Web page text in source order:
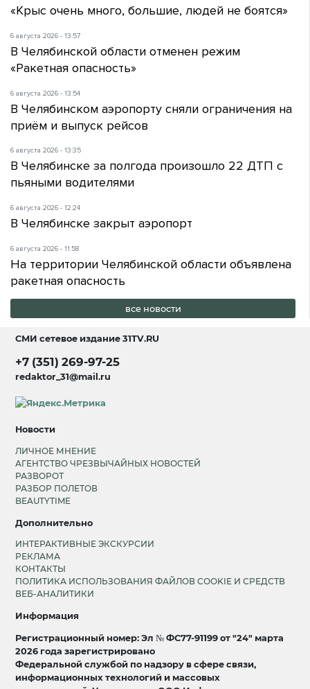
«Крыс очень много, большие, людей не боятся»
6 августа 2026 - 13:57
В Челябинской области отменен режим
«Ракетная опасность»
6 августа 2026 - 13:54
В Челябинском аэропорту сняли ограничения на
приём и выпуск рейсов
6 августа 2026 - 13:35
В Челябинске за полгода произошло 22 ДТП с
пьяными водителями
6 августа 2026 - 12:24
В Челябинске закрыт аэропорт
6 августа 2026 - 11:58
На территории Челябинской области объявлена
ракетная опасность
все новости
СМИ сетевое издание31TV.RU
+7 (351) 269-97-25
redaktor_31@mail.ru
Новости
ЛИЧНОЕ МНЕНИЕ
АГЕНТСТВО ЧРЕЗВЫЧАЙНЫХ НОВОСТЕЙ
РАЗВОРОТ
РАЗБОР ПОЛЕТОВ
BEAUTYTIME
Дополнительно
ИНТЕРАКТИВНЫЕ ЭКСКУРСИИ
РЕКЛАМА
КОНТАКТЫ
ПОЛИТИКА ИСПОЛЬЗОВАНИЯ ФАЙЛОВ COOKIE И СРЕДСТВ
ВЕБ-АНАЛИТИКИ
Информация
Регистрационный номер: Эл № ФС77-91199 от "24" марта
2026 года зарегистрировано
Федеральной службой по надзору в сфере связи,
информационных технологий и массовых